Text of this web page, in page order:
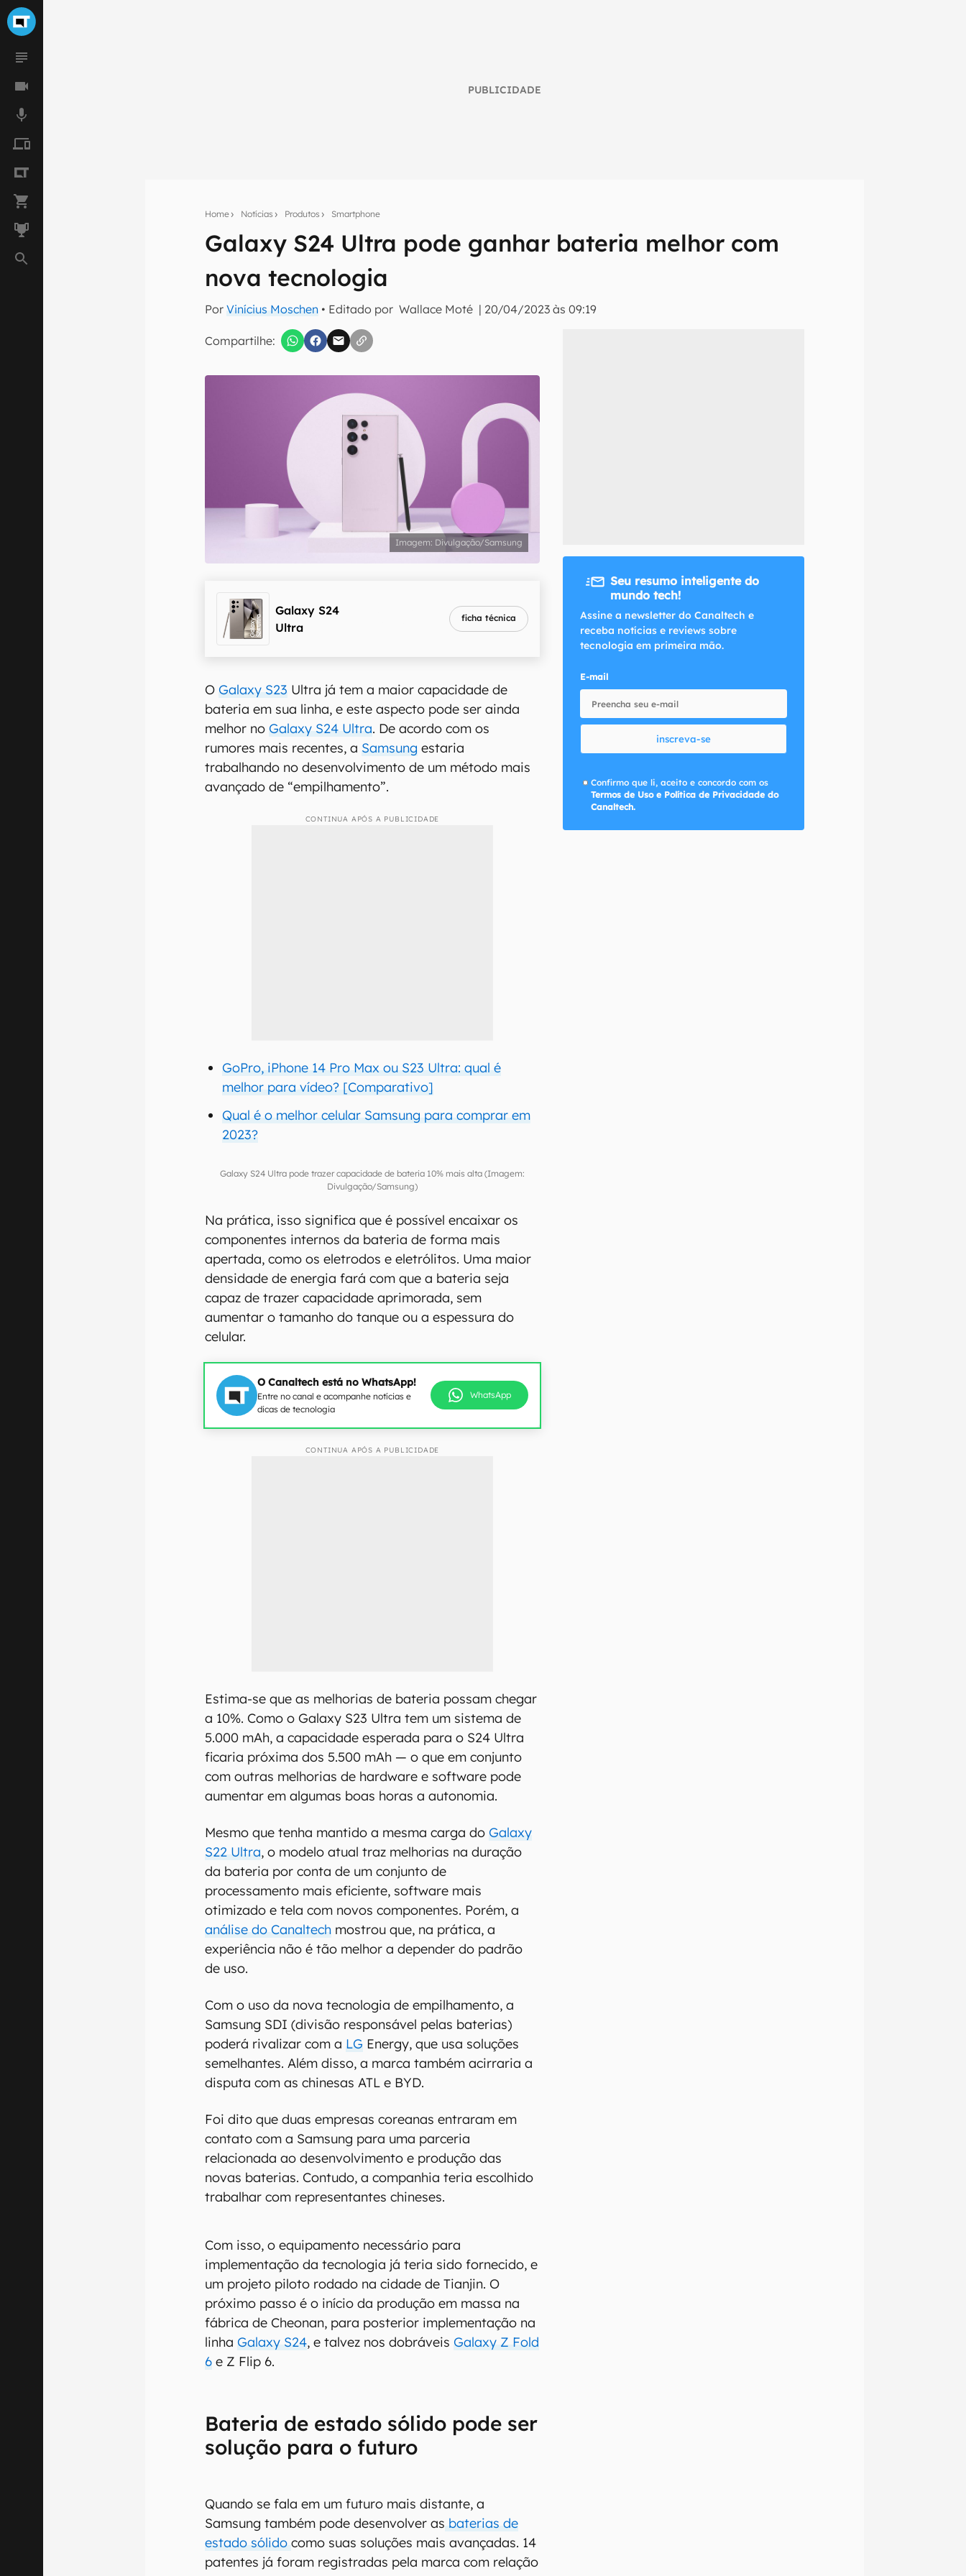
PUBLICIDADE
Home Notícias Produtos Smartphone
Galaxy S24 Ultra pode ganhar bateria melhor com
nova tecnologia
PorVinícius Moschen • Editado por Wallace Moté | 20/04/2023 às 09:19
Compartilhe:
Seu resumo inteligente do mundo tech!
Assine a newsletter do Canaltech e receba notícias e reviews sobre tecnologia em primeira
Confirmo que li, aceito e concordo com os Termos de Uso e Política de Privacidade do Canaltech.
Divulgação/Samsung
Galaxy S24
Ultra
ficha técnica
OGalaxy S23 Ultra já tem a maior capacidade de
bateria em sua linha, e este aspecto pode ser ainda
melhor noGalaxy S24 Ultra. De acordo com os
rumores mais recentes, a Samsung estaria
trabalhando no desenvolvimento de um método mais
avançado de “empilhamento”.
CONTINUA APÓS A PUBLICIDADE
GoPro, iPhone 14 Pro Max ou S23 Ultra: qual é
melhor para vídeo? [Comparativo]
Qual é o melhor celular Samsung para comprar em
2023?
Galaxy S24 Ultra pode trazer capacidade de bateria 10% mais alta (Imagem:
Divulgação/Samsung)
Na prática, isso significa que é possível encaixar os
componentes internos da bateria de forma mais
apertada, como os eletrodos e eletrólitos. Uma maior
densidade de energia fará com que a bateria seja
capaz de trazer capacidade aprimorada, sem
aumentar o tamanho do tanque ou a espessura do
celular.
O Canaltech está no WhatsApp!
Entre no canal e acompanhe notícias e
dicas de tecnologia
WhatsApp
CONTINUA APÓS A PUBLICIDADE
Estima-se que as melhorias de bateria possam chegar
a 10%. Como o Galaxy S23 Ultra tem um sistema de
5.000 mAh, a capacidade esperada para o S24 Ultra
ficaria próxima dos 5.500 mAh — o que em conjunto
com outras melhorias de hardware e software pode
aumentar em algumas boas horas a autonomia.
Mesmo que tenha mantido a mesma carga doGalaxy
S22 Ultra, o modelo atual traz melhorias na duração
da bateria por conta de um conjunto de
processamento mais eficiente, software mais
otimizado e tela com novos componentes. Porém, a
análise do Canaltech mostrou que, na prática, a
experiência não é tão melhor a depender do padrão
de uso.
Com o uso da nova tecnologia de empilhamento, a
Samsung SDI (divisão responsável pelas baterias)
poderá rivalizar com a LG Energy, que usa soluções
semelhantes. Além disso, a marca também acirraria a
disputa com as chinesas ATL e BYD.
Foi dito que duas empresas coreanas entraram em
contato com a Samsung para uma parceria
relacionada ao desenvolvimento e produção das
novas baterias. Contudo, a companhia teria escolhido
trabalhar com representantes chineses.
Com isso, o equipamento necessário para
implementação da tecnologia já teria sido fornecido, e
um projeto piloto rodado na cidade de Tianjin. O
próximo passo é o início da produção em massa na
fábrica de Cheonan, para posterior implementação na
linhaGalaxy S24, e talvez nos dobráveisGalaxy Z Fold
6 e Z Flip 6.
Bateria de estado sólido pode ser
solução para o futuro
Quando se fala em um futuro mais distante, a
Samsung também pode desenvolver as baterias de
estado sólidocomo suas soluções mais avançadas. 14
patentes já foram registradas pela marca com relação
Seu resumo inteligente do
mundo tech!
Assine a newsletter do Canaltech e
receba notícias e reviews sobre
tecnologia em primeira mão.
E-mail
inscreva-se
Confirmo que li, aceito e concordo com os
Termos de Uso e Política de Privacidade do
Canaltech.